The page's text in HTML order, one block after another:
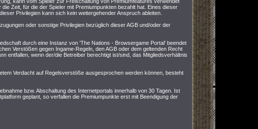
Zeit, für die der Spieler mit Premiumpunkten bezahlt hat. Eines dieser
Privilegien kann sich kein weitergehender Anspruch ableiten.
oder sonstige Privilegien bezüglich dieser AGB und/oder der
durch eine Instanz von 'The Nations - Browsergame Portal' beendet
Verstößen gegen Ingame-Regeln, den AGB oder dem geltenden Recht
entfallen, wenn der/die Betreiber berechtigt ist/sind, das Mitgliedsverhältnis
Verdacht auf Regelsverstöße ausgesprochen werden können, besteht
bzw. Abschaltung des Internetportals innerhalb von 30 Tagen. Ist
geplant, so verfallen die Premiumpunkte erst mit Beendigung der